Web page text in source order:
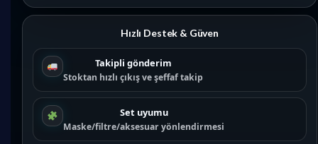
Hızlı Destek & Güven
Takipli gönderim
Stoktan hızlı çıkış ve şeffaf takip
Set uyumu
Maske/filtre/aksesuar yönlendirmesi